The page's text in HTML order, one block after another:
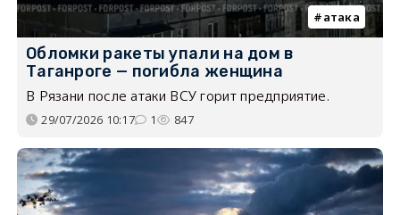
атака
Обломки ракеты упали на дом в
Таганроге — погибла женщина
В Рязани после атаки ВСУ горит предприятие.
29/07/2026 10:17 1 847